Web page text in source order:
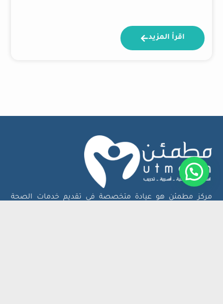
اقرأ المزيد
مركز مطمئن هو عيادة متخصصة في تقديم خدمات الصحة